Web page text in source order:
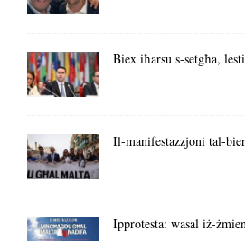
Biex iħarsu s-setgħa,
Il-manifestazzjoni tal-
Ipprotesta: wasal iż-